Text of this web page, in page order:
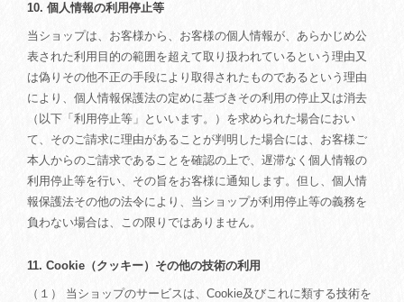
10. 個人情報の利用停止等
当ショップは、お客様から、お客様の個人情報が、あらかじめ公
表された利用目的の範囲を超えて取り扱われているという理由又
は偽りその他不正の手段により取得されたものであるという理由
により、個人情報保護法の定めに基づきその利用の停止又は消去
（以下「利用停止等」といいます。）を求められた場合におい
て、そのご請求に理由があることが判明した場合には、お客様ご
本人からのご請求であることを確認の上で、遅滞なく個人情報の
利用停止等を行い、その旨をお客様に通知します。但し、個人情
報保護法その他の法令により、当ショップが利用停止等の義務を
負わない場合は、この限りではありません。
11. Cookie（クッキー）その他の技術の利用
（１） 当ショップのサービスは、Cookie及びこれに類する技術を